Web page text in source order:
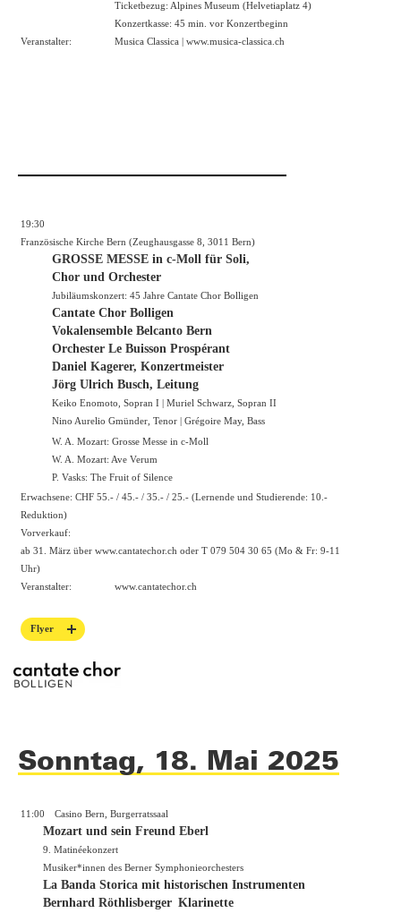
Ticketbezug: Alpines Museum (Helvetiaplatz 4)
Konzertkasse: 45 min. vor Konzertbeginn
Veranstalter:
Musica Classica | www.musica-classica.ch
19:30
Französische Kirche Bern (Zeughausgasse 8, 3011 Bern)
GROSSE MESSE in c-Moll für Soli,
Chor und Orchester
Jubiläumskonzert: 45 Jahre Cantate Chor Bolligen
Cantate Chor Bolligen
Vokalensemble Belcanto Bern
Orchester Le Buisson Prospérant
Daniel Kagerer, Konzertmeister
Jörg Ulrich Busch, Leitung
Keiko Enomoto, Sopran I | Muriel Schwarz, Sopran II
Nino Aurelio Gmünder, Tenor | Grégoire May, Bass
W. A. Mozart: Grosse Messe in c-Moll
W. A. Mozart: Ave Verum
P. Vasks: The Fruit of Silence
Erwachsene: CHF 55.- / 45.- / 35.- / 25.- (Lernende und Studierende: 10.-
Reduktion)
Vorverkauf:
ab 31. März über www.cantatechor.ch oder T 079 504 30 65 (Mo & Fr: 9-11
Uhr)
Veranstalter:
www.cantatechor.ch
Flyer
Sonntag, 18. Mai 2025
11:00 Casino Bern, Burgerratssaal
Mozart und sein Freund Eberl
9. Matinéekonzert
Musiker*innen des Berner Symphonieorchesters
La Banda Storica mit historischen Instrumenten
Bernhard Röthlisberger Klarinette